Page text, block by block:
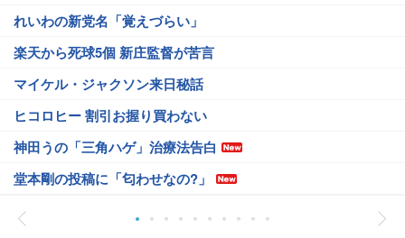
れいわの新党名「覚えづらい」
楽天から死球5個 新庄監督が苦言
マイケル・ジャクソン来日秘話
ヒコロヒー 割引お握り買わない
神田うの「三角ハゲ」治療法告白
堂本剛の投稿に「匂わせなの?」